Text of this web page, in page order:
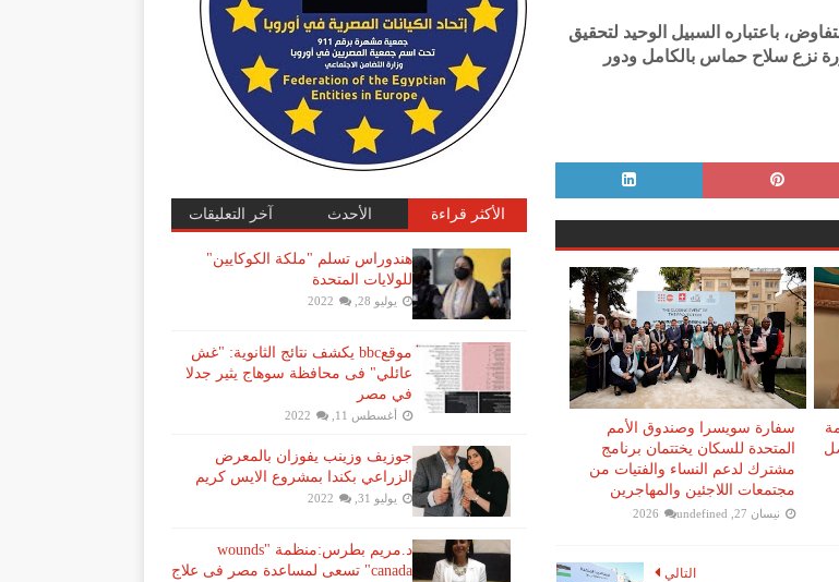
باعتباره السبيل الوحيد لتحقيق
نزع سلاح حماس بالكامل ودور
سفارة سويسرا وصندوق الأمم
المتحدة للسكان يختتمان برنامج
مشترك لدعم النساء والفتيات من
مجتمعات اللاجئين والمهاجرين
نيسان 27, 2026 undefined
التالي
الأكثر قراءة الأحدث آخر التعليقات
هندوراس تسلم "ملكة الكوكايين"
للولايات المتحدة
يوليو 28, 2022
موقعbbc يكشف نتائج الثانوية: "غش
عائلي" فى محافظة سوهاج يثير جدلا
في مصر
أغسطس 11, 2022
جوزيف وزينب يفوزان بالمعرض
الزراعي بكندا بمشروع الايس كريم
يوليو 31, 2022
د.مريم بطرس:منظمة "wounds
canada" تسعى لمساعدة مصر فى علاج